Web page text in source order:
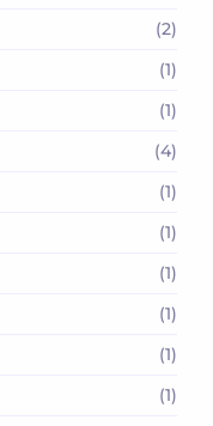
(2)
(1)
(1)
(4)
(1)
(1)
(1)
(1)
(1)
(1)